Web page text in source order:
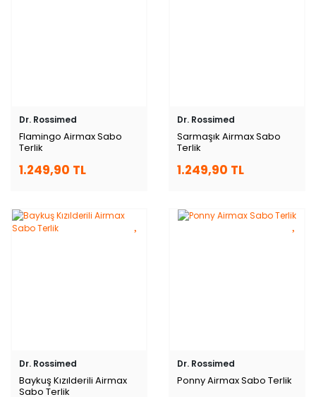
Dr. Rossimed
Flamingo Airmax Sabo
Terlik
1.249,90 TL
Dr. Rossimed
Sarmaşık Airmax Sabo
Terlik
1.249,90 TL
Dr. Rossimed
Baykuş Kızılderili Airmax
Sabo Terlik
Dr. Rossimed
Ponny Airmax Sabo Terlik